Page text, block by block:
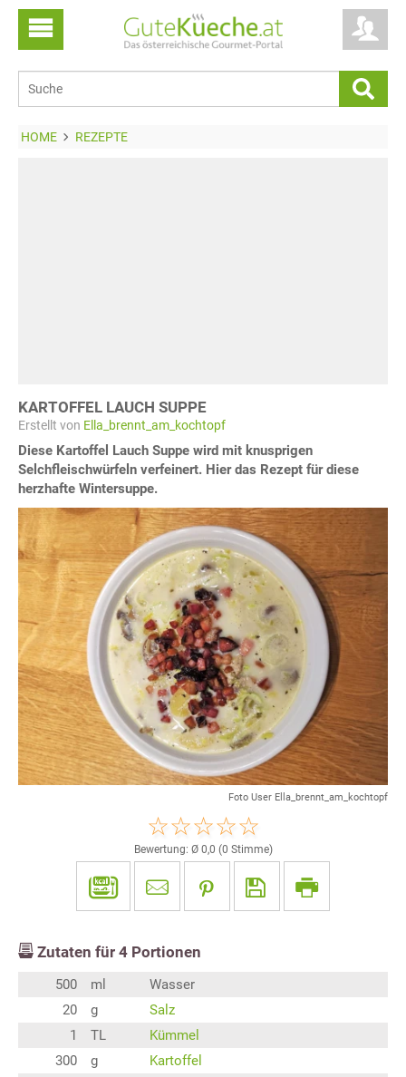
HOME REZEPTE
KARTOFFEL LAUCH SUPPE
Erstellt von Ella_brennt_am_kochtopf
Diese Kartoffel Lauch Suppe wird mit knusprigen
Selchfleischwürfeln verfeinert. Hier das Rezept für diese
herzhafte Wintersuppe.
Foto User Ella_brennt_am_kochtopf
Bewertung: Ø 0,0 (0 Stimme)
Zutaten für 4 Portionen
500 ml
Wasser
20
g
Salz
1
TL
Kümmel
300
g
Kartoffel